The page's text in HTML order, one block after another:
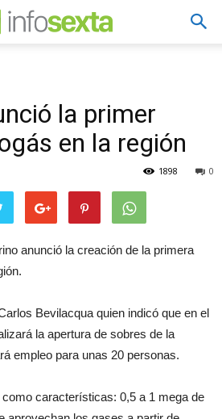
la primer
en la región
0
1898
anunció la creación de la primera
Bevilacqua quien indicó que en el
la apertura de sobres de la
empleo para unas 20 personas.
como características: 0,5 a 1 mega de